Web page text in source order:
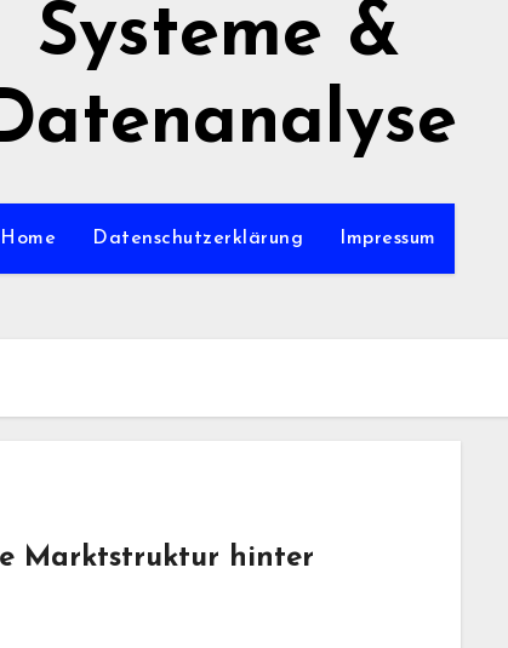
Systeme &
Home Datenschutzerklärung Impressum
Marktstruktur hinter